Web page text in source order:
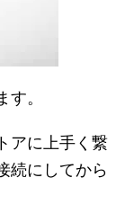
。
アに上手く繋
続にしてから